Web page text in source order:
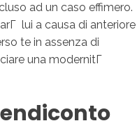
ad un caso effimero.
lui a causa di anteriore
te in assenza di
una modernitГ